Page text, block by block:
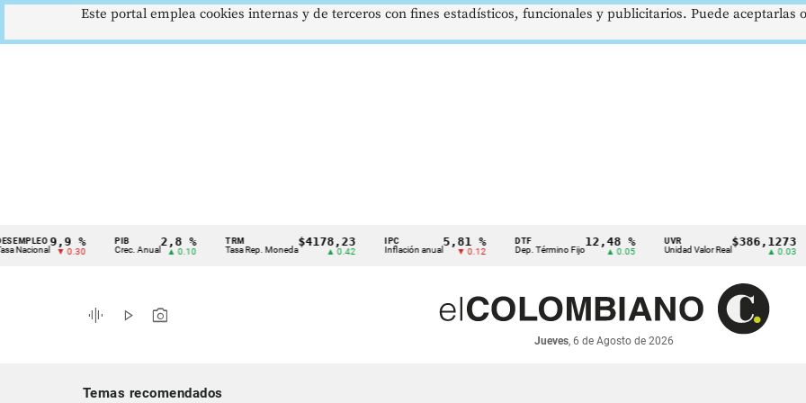
Cintillo
indicadores
económicos
9,9 %
▼ 0.30
PIB
Crec. Anual
2,8 %
▲ 0.10
TRM
Tasa Rep. Moneda
$4178,23
▲ 0.42
IPC
Inflación anual
5,81 %
▼ 0.12
DTF
Dep. Término Fijo
12,48 %
▲ 0.05
UVR
Unidad Valor Real
$386,1273
▲ 0.03
graphic_eq play_arrow photo_camera
Jueves, 6 de Agosto de 2026
Temas recomendados
Este portal emplea cookies internas y de terceros con fines estadísticos, funcionales y publicitarios. Puede aceptarlas